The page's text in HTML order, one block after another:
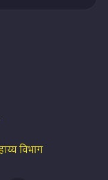
विभाग